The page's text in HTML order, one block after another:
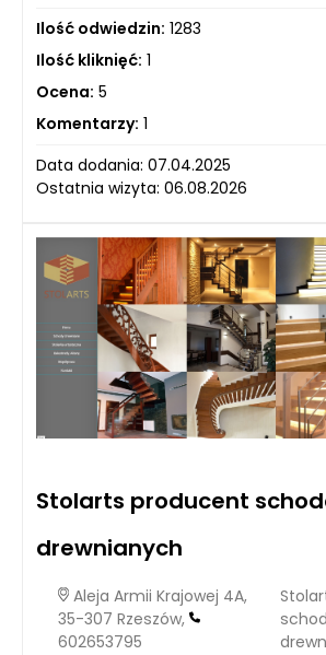
Ilość odwiedzin: 1283
Ilość kliknięć: 1
Ocena: 5
Komentarzy: 1
Data dodania: 07.04.2025
Ostatnia wizyta: 06.08.2026
Stolarts producent
drewnianych
Aleja Armii Krajowej 4A,
35-307 Rzeszów,
602653795